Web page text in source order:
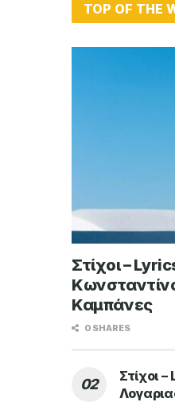
TOP OF THE
Στίχοι –
Καμπάνες
0 SHARES
Στίχοι